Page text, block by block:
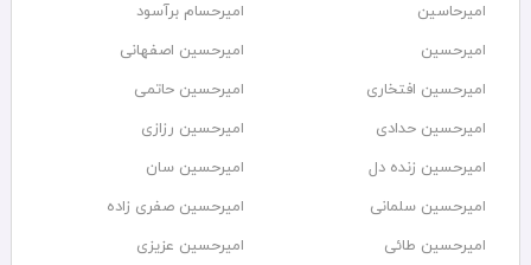
امیرحاسین
امیرحسام برآسود
امیرحسین
امیرحسین اصفهانی
امیرحسین افتخاری
امیرحسین حاتمی
امیرحسین حدادی
امیرحسین رزازی
امیرحسین زنده دل
امیرحسین سان
امیرحسین سلمانی
امیرحسین صفری زاده
امیرحسین طائی
امیرحسین عزیزی